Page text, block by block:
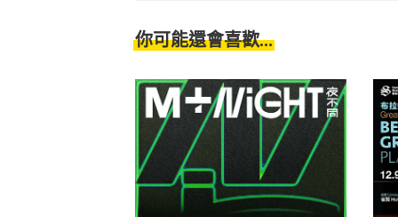
你可能還會喜歡...